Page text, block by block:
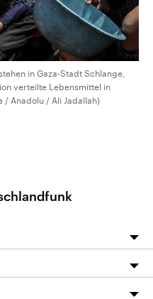
in Gaza-Stadt Schlange,
verteilte Lebensmittel in
/ Anadolu / Ali Jadallah)